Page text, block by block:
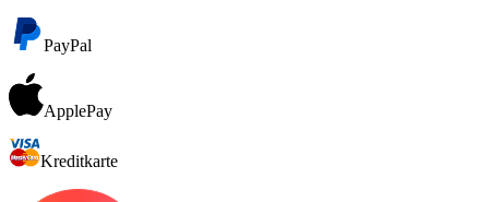
PayPal
ApplePay
Kreditkarte